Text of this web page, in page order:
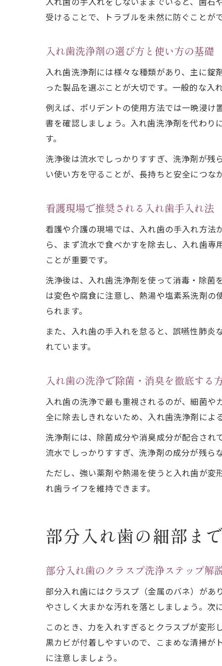
受けることで、トラブルを未然に防ぐことが
入れ歯洗浄剤の選び方と使い方の基礎
入れ歯洗浄剤には様々な種類があり、主に
った製品を選ぶことが大切です。一般的な
例えば、ポリデントの使用方法では一晩浸け
書を確認しましょう。入れ歯洗浄剤を代わり
す。
洗浄後は流水でしっかりすすぎ、洗浄剤が残
い使い方を守ることが、長持ちと安全につな
看護現場で推奨される入れ歯手入れ法
看護や介護の現場では、入れ歯の手入れ方法
ら、まず流水で食べかすを除去し、入れ歯
ことが重要です。
洗浄後は、入れ歯洗浄剤を使って消毒・除菌
は変色や腐食に注意し、熱湯や塩素系洗剤
られます。
また、入れ歯の手入れを怠ると、誤嚥性肺
れています。
入れ歯の洗浄で除菌・消臭を徹底する
入れ歯の洗浄で最も重視されるのが、細菌
全に除去しきれないため、入れ歯洗浄剤によ
洗浄剤には、除菌成分や消臭成分が配合され
流水でしっかりすすぎ、洗浄剤の成分が残ら
ただし、強い薬剤や熱湯を使うと入れ歯が
れ歯ライフを維持できます。
部分入れ歯の細部ま
部分入れ歯のクラスプ洗浄ステップ解
部分入れ歯にはクラスプ（金属のバネ）があ
やさしく大まかな汚れを落としましょう。次
このとき、力を入れすぎるとクラスプが変
黒カビが付着しやすいので、こまめな清掃が
に注意しましょう。